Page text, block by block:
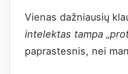
Vienas dažniausių
intelektas tampa
paprastesnis, nei